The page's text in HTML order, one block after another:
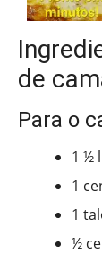
de
Para o
1 ½
1
1
½